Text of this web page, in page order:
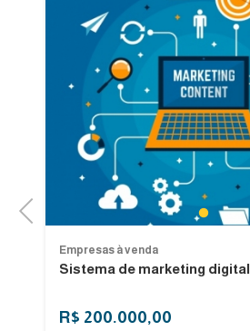
Previous 1
Empresas à venda
Sistema de marketing digital
R$ 200.000,00